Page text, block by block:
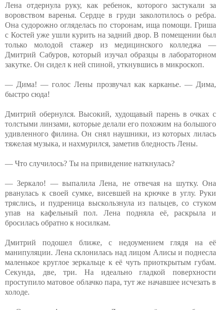
Лена отдернула руку, как ребенок, которого застукали за
воровством варенья. Сердце в груди заколотилось о ребра.
Она судорожно огляделась по сторонам, ища помощи. Гриша
с Костей уже ушли курить на задний двор. В помещении был
только молодой стажер из медицинского колледжа —
Дмитрий Сабуров, который изучал образцы в лабораторном
закутке. Он сидел к ней спиной, уткнувшись в микроскоп.
— Дима! — голос Лены прозвучал как карканье. — Дима,
быстро сюда!
Дмитрий обернулся. Высокий, худощавый парень в очках с
толстыми линзами, которые делали его похожим на большого
удивленного филина. Он снял наушники, из которых лилась
тяжелая музыка, и нахмурился, заметив бледность Лены.
— Что случилось? Ты на привидение наткнулась?
— Зеркало! — выпалила Лена, не отвечая на шутку. Она
рванулась к своей сумке, висевшей на крючке в углу. Руки
тряслись, и пудреница выскользнула из пальцев, со стуком
упав на кафельный пол. Лена подняла её, раскрыла и
бросилась обратно к носилкам.
Дмитрий подошел ближе, с недоумением глядя на её
манипуляции. Лена склонилась над лицом Алисы и поднесла
маленькое круглое зеркальце к её чуть приоткрытым губам.
Секунда, две, три. На идеально гладкой поверхности
проступило матовое облачко пара, тут же начавшее исчезать в
холоде.